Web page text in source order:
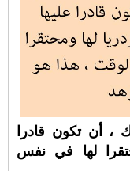
، أن تكون قادرا
لها في نفس